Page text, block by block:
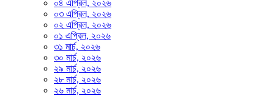
০৪ এপ্রিল, ২০২৬
০৩ এপ্রিল, ২০২৬
০২ এপ্রিল, ২০২৬
০১ এপ্রিল, ২০২৬
৩১ মার্চ, ২০২৬
৩০ মার্চ, ২০২৬
২৯ মার্চ, ২০২৬
২৮ মার্চ, ২০২৬
২৬ মার্চ, ২০২৬